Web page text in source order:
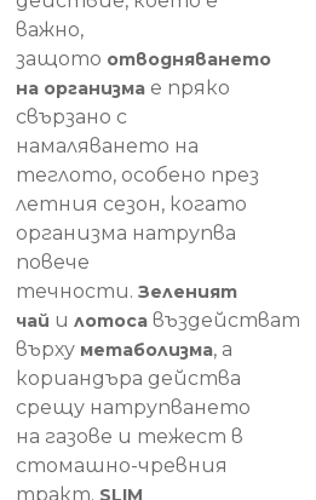
важно,
защото отводняването
на организма е пряко
свързано с
намаляването на
теглото, особено през
летния сезон, когато
организма натрупва
повече
течности. Зеленият
чай и лотоса въздействат
върху метаболизма, а
кориандъра действа
срещу натрупването
на газове и тежест в
стомашно-чревния
тракт. SLIM